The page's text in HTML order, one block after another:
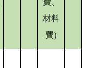
費、
材料
費)